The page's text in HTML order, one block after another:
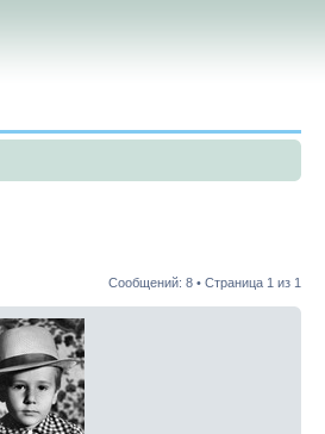
Сообщений: 8 • Страница 1 из 1